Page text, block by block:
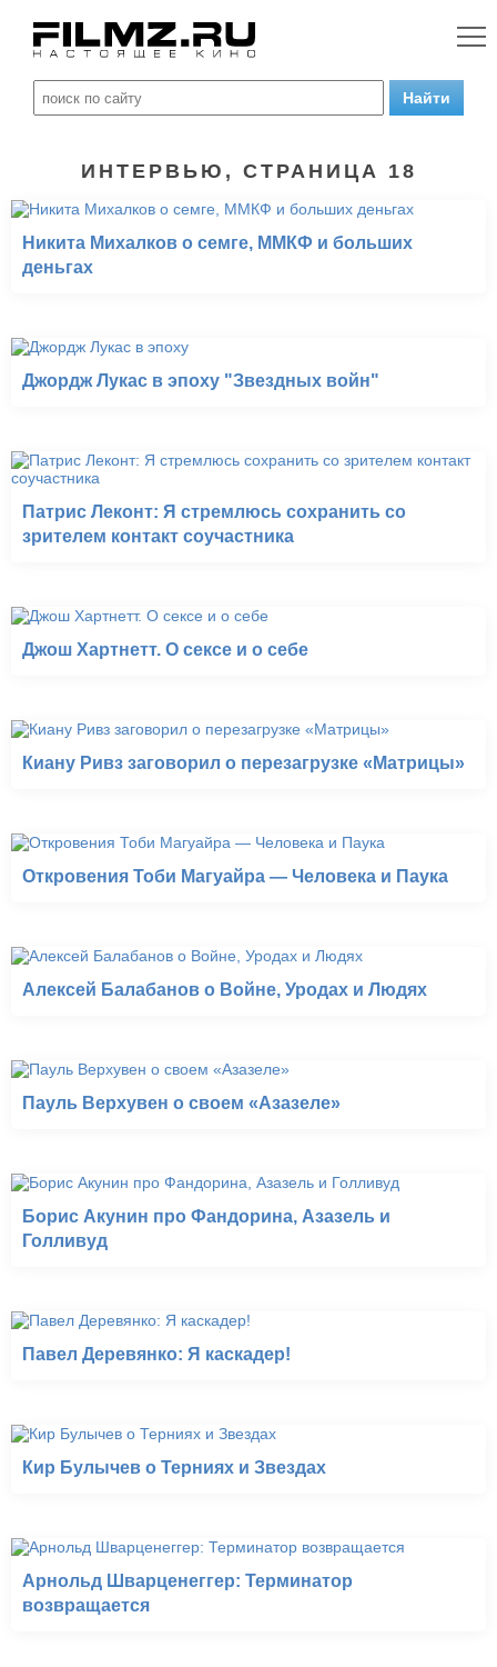
ИНТЕРВЬЮ, СТРАНИЦА 18
Никита Михалков о семге, ММКФ и больших
деньгах
Джордж Лукас в эпоху "Звездных войн"
Патрис Леконт: Я стремлюсь сохранить со
зрителем контакт соучастника
Джош Хартнетт. О сексе и о себе
Киану Ривз заговорил о перезагрузке «Матрицы»
Откровения Тоби Магуайра — Человека и Паука
Алексей Балабанов о Войне, Уродах и Людях
Пауль Верхувен о своем «Азазеле»
Борис Акунин про Фандорина, Азазель и
Голливуд
Павел Деревянко: Я каскадер!
Кир Булычев о Терниях и Звездах
Арнольд Шварценеггер: Терминатор
возвращается